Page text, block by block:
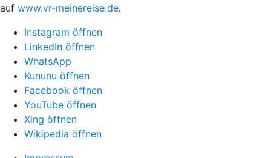
auf www.vr-meinereise.de.
Instagram öffnen
LinkedIn öffnen
WhatsApp
Kununu öffnen
Facebook öffnen
YouTube öffnen
Xing öffnen
Wikipedia öffnen